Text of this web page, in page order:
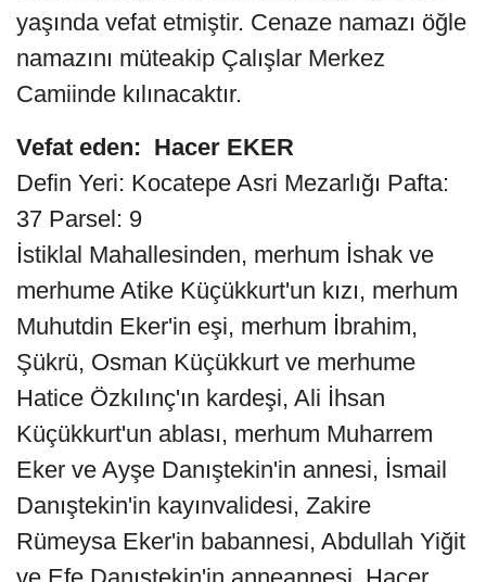
yaşında vefat etmiştir. Cenaze namazı öğle
namazını müteakip Çalışlar Merkez
Camiinde kılınacaktır.
Vefat eden: Hacer EKER
Defin Yeri: Kocatepe Asri Mezarlığı Pafta:
37 Parsel: 9
İstiklal Mahallesinden, merhum İshak ve
merhume Atike Küçükkurt'un kızı, merhum
Muhutdin Eker'in eşi, merhum İbrahim,
Şükrü, Osman Küçükkurt ve merhume
Hatice Özkılınç'ın kardeşi, Ali İhsan
Küçükkurt'un ablası, merhum Muharrem
Eker ve Ayşe Danıştekin'in annesi, İsmail
Danıştekin'in kayınvalidesi, Zakire
Rümeysa Eker'in babannesi, Abdullah Yiğit